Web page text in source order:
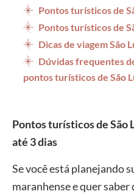
Pontos turísticos de
Pontos turísticos de
Dicas de viagem São
Dúvidas frequentes
pontos turísticos de São
Pontos turísticos de São
até 3 dias
Se você está planejando
maranhense e quer saber